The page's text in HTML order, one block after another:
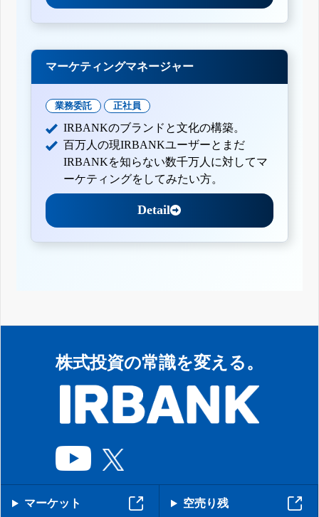
マーケティングマネージャー
業務委託 正社員
IRBANKのブランドと文化の構築。
百万人の現IRBANKユーザーとまだ
IRBANKを知らない数千万人に対してマ
ーケティングをしてみたい方。
Detail
株式投資の常識を変える。
マーケット 空売り残